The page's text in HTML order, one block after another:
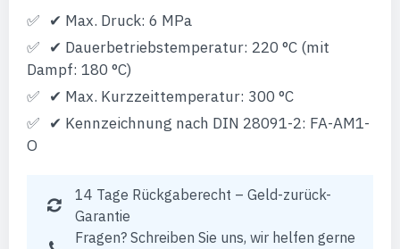
✔ Max. Druck: 6 MPa
✔ Dauerbetriebstemperatur: 220 °C (mit
Dampf: 180 °C)
✔ Max. Kurzzeittemperatur: 300 °C
✔ Kennzeichnung nach DIN 28091-2: FA-AM1-
O
14 Tage Rückgaberecht – Geld-zurück-
Garantie
Fragen? Schreiben Sie uns, wir helfen gerne